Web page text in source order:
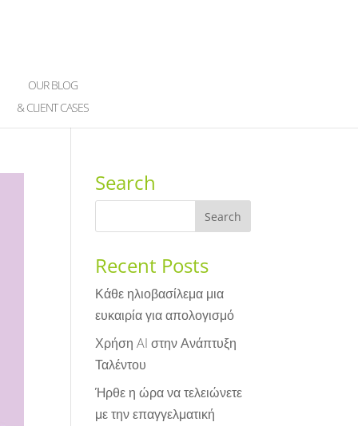
OUR BLOG
& CLIENT CASES
Search
Recent Posts
Κάθε ηλιοβασίλεμα μια
ευκαιρία για απολογισμό
Χρήση AI στην Ανάπτυξη
Ταλέντου
Ήρθε η ώρα να τελειώνετε
με την επαγγελματική